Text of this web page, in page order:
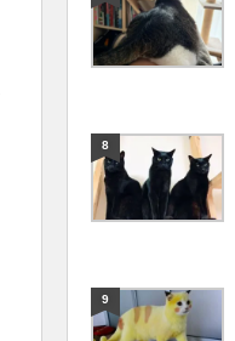
8
9